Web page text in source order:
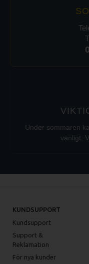
Under sommaren
vanligt.
KUNDSUPPORT
Kundsupport
Support &
Reklamation
För nya kunder